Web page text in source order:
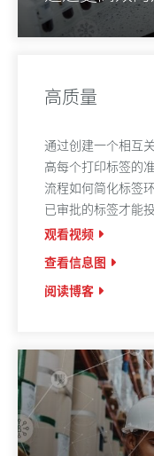
高质量
通过创建一个相互
高每个打印标签的
流程如何简化标签
已审批的标签才能
观看视频
查看信息图
阅读博客